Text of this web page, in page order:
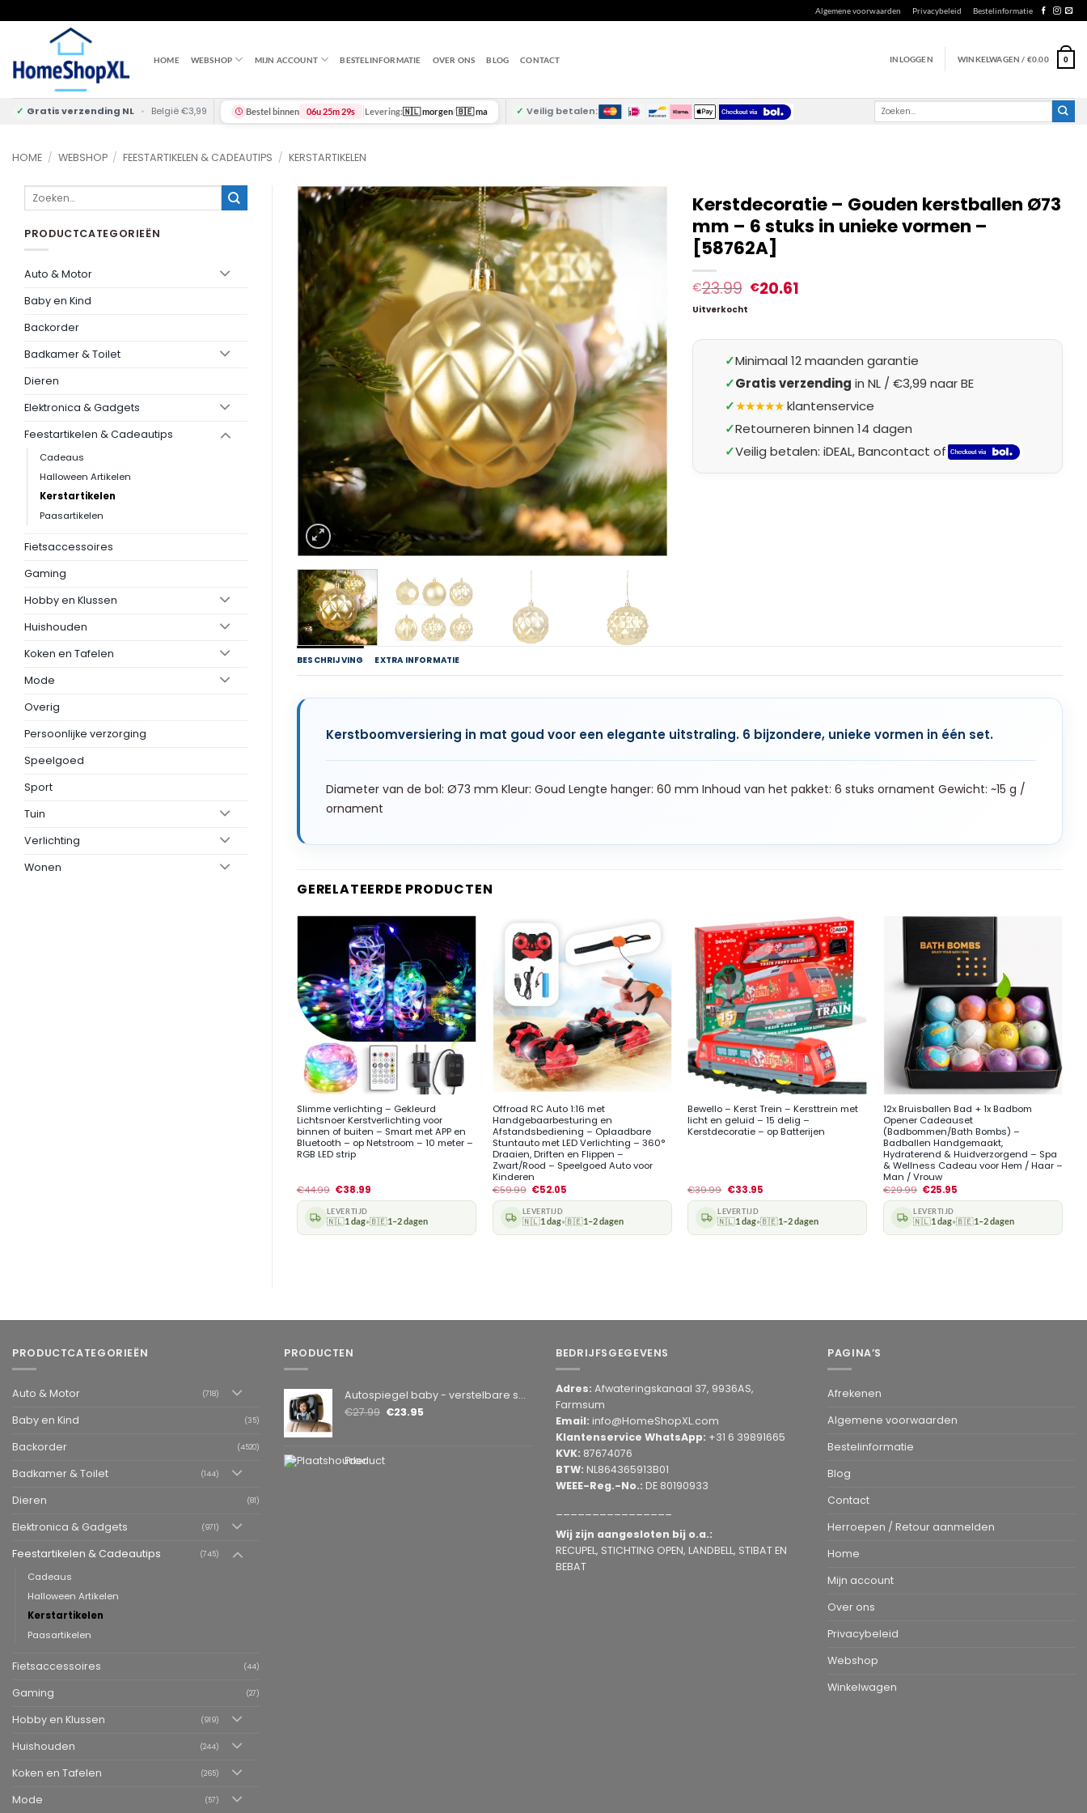
to
Algemene voorwaarden Privacybeleid Bestelinformatie
HOME WEBSHOP MIJN ACCOUNT BESTELINFORMATIE OVER ONS BLOG CONTACT INLOGGEN WINKELWAGEN / €0.00 0
✓ Gratis verzending NL • België €3,99 Bestel binnen 06u 25m 28s Levering:🇳🇱 morgen/🇧🇪 ma ✓ Veilig betalen:
Zoeken
HOME / WEBSHOP / FEESTARTIKELEN & CADEAUTIPS / KERSTARTIKELEN
Zoeken
PRODUCTCATEGORIEËN
Auto & Motor
Baby en Kind
Backorder
Badkamer & Toilet
Dieren
Elektronica & Gadgets
Feestartikelen & Cadeautips
Cadeaus
Halloween Artikelen
Kerstartikelen
Paasartikelen
Fietsaccessoires
Gaming
Hobby en Klussen
Huishouden
Koken en Tafelen
Mode
Overig
Persoonlijke verzorging
Speelgoed
Sport
Tuin
Verlichting
Wonen
Kerstdecoratie – Gouden kerstballen Ø73
mm – 6 stuks in unieke vormen –
[58762A]
€23.99 €20.61
Uitverkocht
✓Minimaal 12 maanden garantie
✓Gratis verzending in NL / €3,99 naar BE
✓★★★★★klantenservice
✓Retourneren binnen 14 dagen
✓Veilig betalen: iDEAL, Bancontact of
BESCHRIJVING EXTRA INFORMATIE
Kerstboomversiering in mat goud voor een elegante uitstraling. 6 bijzondere, unieke vormen in één set.
Diameter van de bol: Ø73 mm Kleur: Goud Lengte hanger: 60 mm Inhoud van het pakket: 6 stuks ornament Gewicht: ~15 g /
ornament
GERELATEERDE PRODUCTEN
+
Slimme verlichting – Gekleurd
Lichtsnoer Kerstverlichting voor
binnen of buiten – Smart met APP en
Bluetooth – op Netstroom – 10 meter –
RGB LED strip
€44.99 €38.99
LEVERTIJD
🇳🇱1 dag•🇧🇪1–2 dagen
+
Offroad RC Auto 1:16 met
Handgebaarbesturing en
Afstandsbediening – Oplaadbare
Stuntauto met LED Verlichting – 360°
Draaien, Driften en Flippen –
Zwart/Rood – Speelgoed Auto voor
Kinderen
€59.99 €52.05
LEVERTIJD
🇳🇱1 dag•🇧🇪1–2 dagen
Bewello – Kerst Trein – Kersttrein met
licht en geluid – 15 delig –
Kerstdecoratie – op Batterijen
€39.99 €33.95
LEVERTIJD
🇳🇱1 dag•🇧🇪1–2 dagen
12x Bruisballen Bad + 1x Badbom
Opener Cadeauset
(Badbommen/Bath Bombs) –
Badballen Handgemaakt,
Hydraterend & Huidverzorgend – Spa
& Wellness Cadeau voor Hem / Haar –
Man / Vrouw
€29.99 €25.95
LEVERTIJD
🇳🇱1 dag•🇧🇪1–2 dagen
PRODUCTCATEGORIEËN
Auto & Motor (718)
Baby en Kind (35)
Backorder (4520)
Badkamer & Toilet (144)
Dieren (81)
Elektronica & Gadgets (971)
Feestartikelen & Cadeautips (745)
Cadeaus
Halloween Artikelen
Kerstartikelen
Paasartikelen
Fietsaccessoires (44)
Gaming (27)
Hobby en Klussen (919)
Huishouden (244)
Koken en Tafelen (265)
Mode (57)
PRODUCTEN
Autospiegel baby - verstelbare spiegel hoofdsteun achterbank - veiligheidsspiegel - baby en kids - 19 x 30cm - 360 graden draaibaar - zwart
€27.99 €23.95
Product
BEDRIJFSGEGEVENS
Adres: Afwateringskanaal 37, 9936AS,
Farmsum
Email: info@HomeShopXL.com
Klantenservice WhatsApp: +31 6 39891665
KVK: 87674076
BTW: NL864365913B01
WEEE-Reg.-No.: DE 80190933
Wij zijn aangesloten bij o.a.:
RECUPEL, STICHTING OPEN, LANDBELL, STIBAT EN
BEBAT
PAGINA’S
Afrekenen
Algemene voorwaarden
Bestelinformatie
Blog
Contact
Herroepen / Retour aanmelden
Home
Mijn account
Over ons
Privacybeleid
Webshop
Winkelwagen